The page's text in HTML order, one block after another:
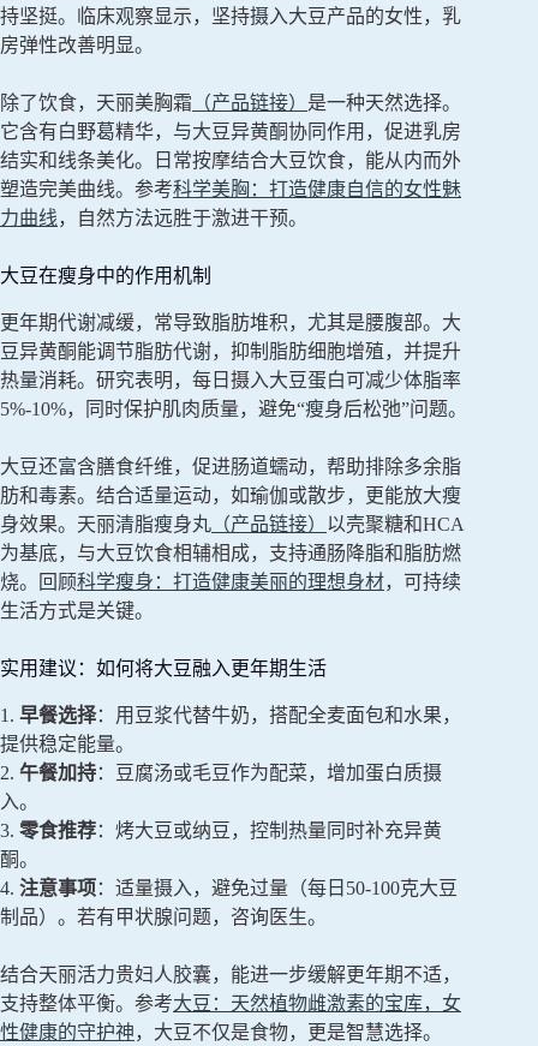
持坚挺。临床观察显示，坚持摄入大豆产品的女性，乳
房弹性改善明显。
除了饮食，天丽美胸霜 （产品链接） 是一种天然选择。
它含有白野葛精华，与大豆异黄酮协同作用，促进乳房
结实和线条美化。日常按摩结合大豆饮食，能从内而外
塑造完美曲线。参考科学美胸：打造健康自信的女性魅
力曲线，自然方法远胜于激进干预。
大豆在瘦身中的作用机制
更年期代谢减缓，常导致脂肪堆积，尤其是腰腹部。大
豆异黄酮能调节脂肪代谢，抑制脂肪细胞增殖，并提升
热量消耗。研究表明，每日摄入大豆蛋白可减少体脂率
5%-10%，同时保护肌肉质量，避免“瘦身后松弛”问题。
大豆还富含膳食纤维，促进肠道蠕动，帮助排除多余脂
肪和毒素。结合适量运动，如瑜伽或散步，更能放大瘦
身效果。天丽清脂瘦身丸 （产品链接） 以壳聚糖和HCA
为基底，与大豆饮食相辅相成，支持通肠降脂和脂肪燃
烧。回顾科学瘦身：打造健康美丽的理想身材，可持续
生活方式是关键。
实用建议：如何将大豆融入更年期生活
1. 早餐选择：用豆浆代替牛奶，搭配全麦面包和水果，
提供稳定能量。
2. 午餐加持：豆腐汤或毛豆作为配菜，增加蛋白质摄
入。
3. 零食推荐：烤大豆或纳豆，控制热量同时补充异黄
酮。
4. 注意事项 ：适量摄入，避免过量（每日50-100克大豆
制品）。若有甲状腺问题，咨询医生。
结合天丽活力贵妇人胶囊，能进一步缓解更年期不适，
支持整体平衡。参考大豆：天然植物雌激素的宝库，女
性健康的守护神，大豆不仅是食物，更是智慧选择。